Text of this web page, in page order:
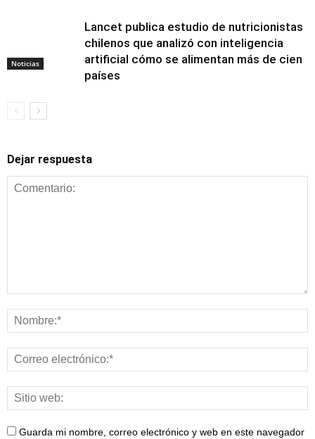
Noticias
Alimentación y
nutrición
Lancet publica estudio de nutricionistas
chilenos que analizó con inteligencia
artificial cómo se alimentan más de cien
países
Dejar respuesta
Guarda mi nombre, correo electrónico y web en este navegador